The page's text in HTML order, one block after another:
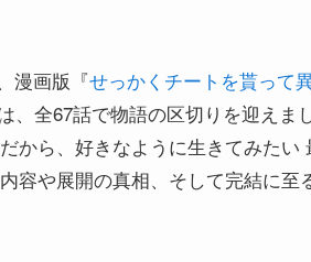
漫画版『せっかくチートを貰って
、全67話で物語の区切りを迎えま
から、好きなように生きてみたい
容や展開の真相、そして完結に至